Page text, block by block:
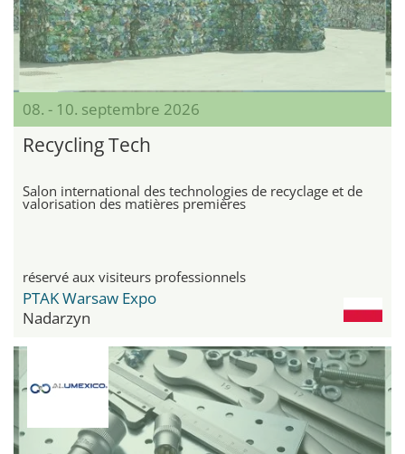
08. - 10. septembre 2026
Recycling Tech
Salon international des technologies de recyclage et de
valorisation des matières premières
réservé aux visiteurs professionnels
PTAK Warsaw Expo
Nadarzyn